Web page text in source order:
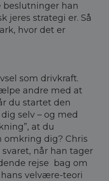
beslutninger han
jeres strategi er. Så
hvor det er
som drivkraft.
andre med at
du startet den
selv – og med
at du
dig? Chris
når han tager
rejse bag om
velvære-teori